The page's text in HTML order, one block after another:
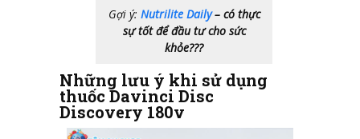
Gợi ý: Nutrilite Daily– có thực
sự tốt để đầu tư cho sức
khỏe???
Những lưu ý khi sử dụng
thuốcDavinci Disc
Discovery 180v